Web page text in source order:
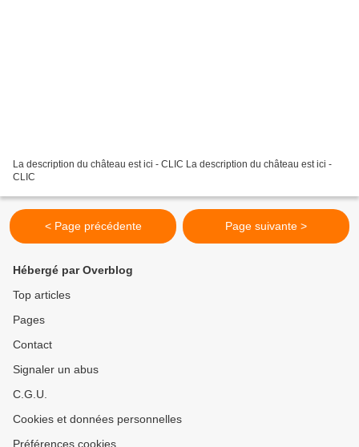
La description du château est ici - CLIC La description du château est ici -
CLIC
< Page précédente Page suivante >
Hébergé par Overblog
Top articles
Pages
Contact
Signaler un abus
C.G.U.
Cookies et données personnelles
Préférences cookies